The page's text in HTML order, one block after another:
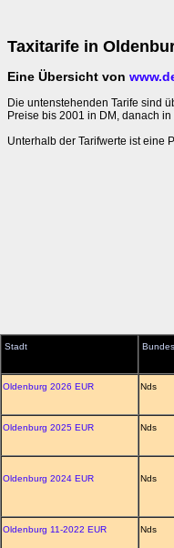
Taxitarife in
Eine Übersicht von
Die untenstehenden Tarife sind
Preise bis 2001 in DM, danach in
Unterhalb der Tarifwerte ist eine
Stadt
Oldenburg 2026 EUR Nds
Oldenburg 2025 EUR Nds
Oldenburg 2024 EUR Nds
Oldenburg 11-2022 EUR Nds